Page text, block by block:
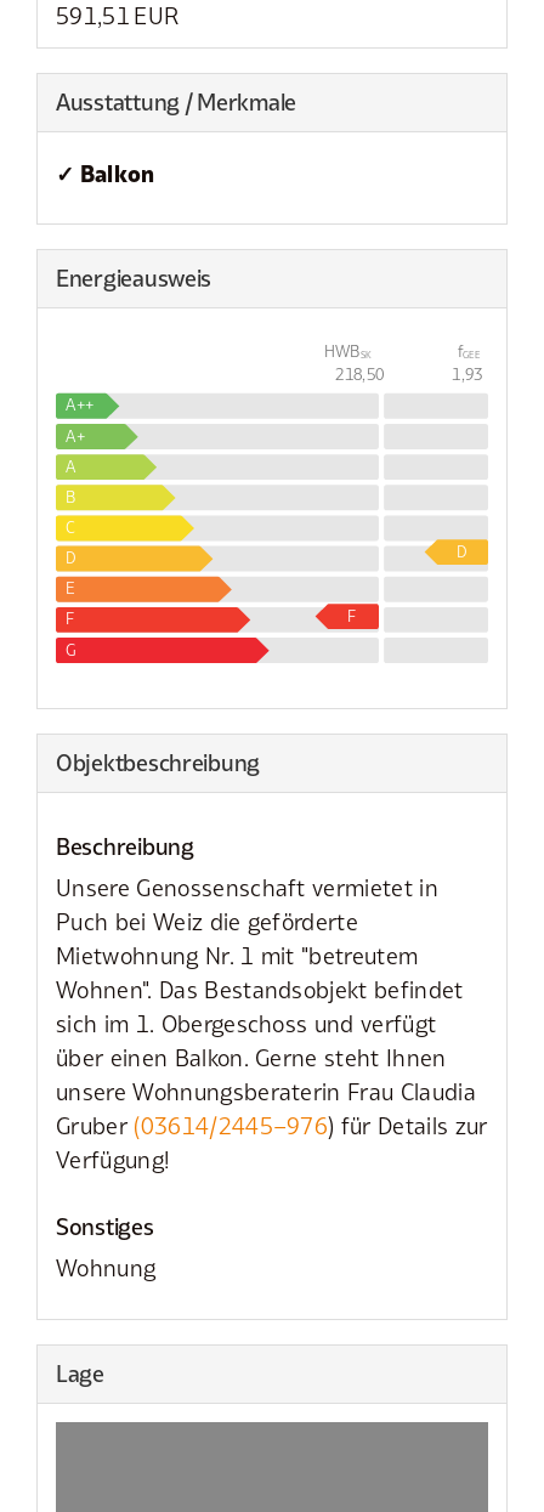
591,51 EUR
Ausstattung / Merkmale
✓ Balkon
Energieausweis
HWBSK
218,50 1,93
fGEE
A++
A+
A
B
C
D
E
F
G
D
F
Objekt­beschreibung
Beschreibung
Unsere Genossenschaft vermietet in
Puch bei Weiz die geförderte
Mietwohnung Nr. 1 mit "betreutem
Wohnen". Das Bestandsobjekt befindet
sich im 1. Obergeschoss und verfügt
über einen Balkon. Gerne steht Ihnen
unsere Wohnungsberaterin Frau Claudia
Gruber (03614/2445–976) für Details zur
Verfügung!
Sonstiges
Wohnung
Lage